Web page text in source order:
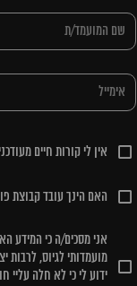
אין לי קורות חיים
האם הינך עובד קבוצת
אני מסכים/ה כי המידע
מועמדותי לגיוס, לרבות
ידוע לי כי לא חלה עליי